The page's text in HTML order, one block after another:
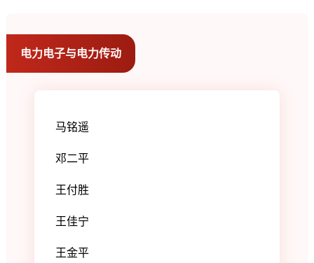
电力电子与电力传动
马铭遥
邓二平
王付胜
王佳宁
王金平